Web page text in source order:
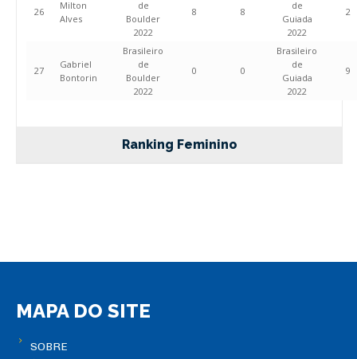
26
Milton
Alves
de
Boulder
2022
8 8
de
Guiada
2022
2
27
Gabriel
Bontorin
Brasileiro
de
Boulder
2022
0 0
Brasileiro
de
Guiada
2022
9
Ranking Feminino
MAPA DO SITE
SOBRE